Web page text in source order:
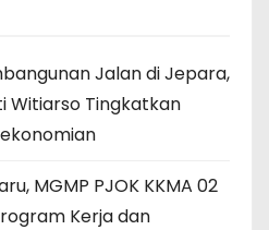
Jalan di Jepara,
Witiarso Tingkatkan
MGMP PJOK KKMA 02
Kerja dan